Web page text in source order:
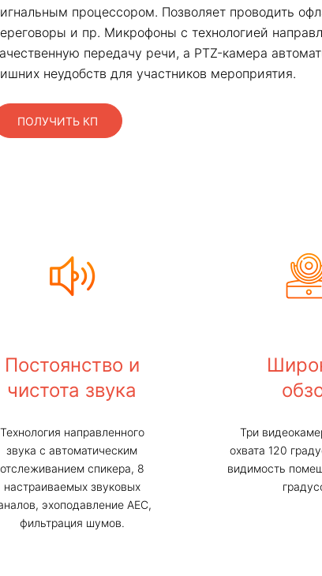
процессором. Позволяет проводить
и пр. Микрофоны с технологией
передачу речи, а PTZ-камера
неудобств для участников мероприятия.
ПОЛУЧИТЬ КП
Постоянство и
чистота звука
Технология направленного
звука с автоматическим
отслеживанием спикера, 8
настраиваемых звуковых
эхоподавление АЕС,
фильтрация шумов.
Три
охвата 120
видимость